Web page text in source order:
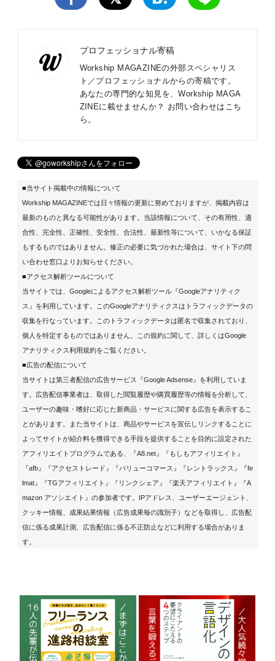
プロフェッショナル寄稿
Workship MAGAZINEの外部スペシャリス
ト／プロフェッショナルからの寄稿です。
あなたの専門的な知見を、Workship MAGA
ZINEに載せませんか？ お問い合わせはこち
ら 。
■当サイト掲載中の情報について
Workship MAGAZINEでは日々情報の更新に努めておりますが、掲載内容は
最新のものと異なる可能性があります。当該情報について、その有用性、適
合性、完全性、正確性、安全性、合法性、最新性等について、いかなる保証
もするものではありません。修正の必要に気づかれた場合は、サイト下の問
い合わせ窓口よりお知らせください。
■アクセス解析ツールについて
当サイトでは、Googleによるアクセス解析ツール『Googleアナリティク
ス』を利用しています。このGoogleアナリティクスはトラフィックデータの
収集を行なっています。このトラフィックデータは匿名で収集されており、
個人を特定するものではありません。この規約に関して、詳しくはGoogle
アナリティクス利用規約をご覧ください。
■広告の配信について
当サイトは第三者配信の広告サービス『Google Adsense』を利用していま
す。広告配信事業者は、取得した閲覧履歴や購買履歴等の情報を分析して、
ユーザーの趣味・嗜好に応じた新商品・サービスに関する広告を表示するこ
とがあります。また当サイトは、商品やサービスを宣伝しリンクすることに
よってサイトが紹介料を獲得できる手段を提供することを目的に設定された
アフィリエイトプログラムである、『A8.net』『もしもアフィリエイト』
『afb』『アクセストレード』『バリューコマース』『レントラックス』『fe
lmat』『TGアフィリエイト』『リンクシェア』『楽天アフィリエイト』『A
mazon アソシエイト』の参加者です。IPアドレス、ユーザーエージェント、
クッキー情報、成果結果情報（広告成果毎の識別子）などを取得し、広告配
信に係る成果計測、広告配信に係る不正防止などに利用する場合がありま
す。